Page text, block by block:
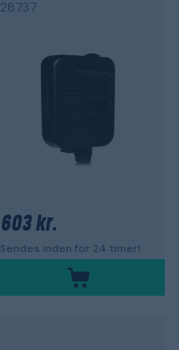
28737
603 kr.
Sendes inden for 24 timer!